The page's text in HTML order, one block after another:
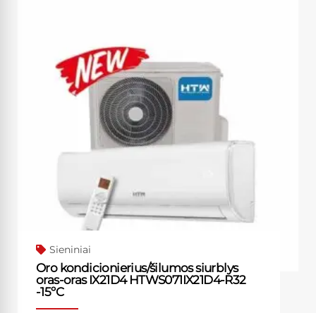
Sieniniai
Oro kondicionierius/šilumos siurblys
oras-oras IX21D4 HTWS071IX21D4-R32
-15ºC